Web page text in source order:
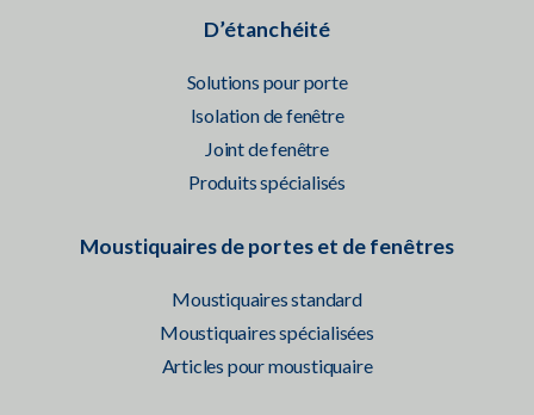
D’étanchéité
Solutions pour porte
Isolation de fenêtre
Joint de fenêtre
Produits spécialisés
Moustiquaires de portes et de fenêtres
Moustiquaires standard
Moustiquaires spécialisées
Articles pour moustiquaire